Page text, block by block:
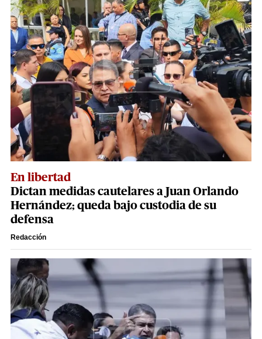
En libertad
Dictan medidas cautelares a Juan Orlando
Hernández; queda bajo custodia de su
defensa
Redacción